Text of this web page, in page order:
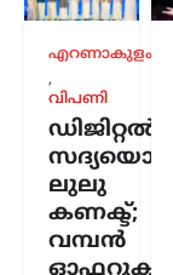
എറണാകുളം
,
വിപണി
ഡിജിറ്റൽ
ലുലു
കണക്ട്;
വമ്പൻ